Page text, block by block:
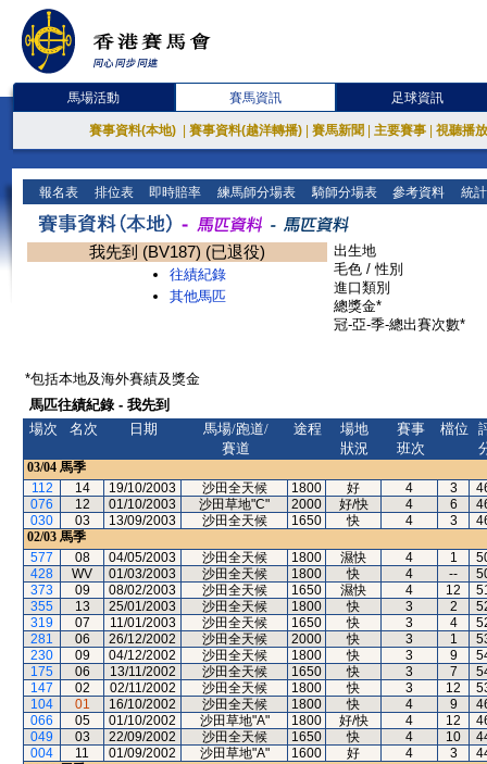
馬場活動 賽馬資訊 足球資訊
賽事資料(本地) 賽事資料(越洋轉播) 賽馬新聞 主要賽事 視聽播
報名表 排位表 即時賠率 練馬師分場表 騎師分場表 參考資料 統
我先到 (BV187) (已退役)
往績紀錄
其他馬匹
出生地
毛色 / 性別
進口類別
總獎金*
冠-亞-季-總出賽次數*
*包括本地及海外賽績及獎金
馬匹往績紀錄 - 我先到
場次
名次 日期
馬場/跑道/
賽道
途程
場地
狀況
賽事
班次
檔位
03/04 馬季
112
14 19/10/2003 沙田全天候 1800 好 4 3
076
12 01/10/2003 沙田草地"C" 2000 好/快 4 6
030
03 13/09/2003 沙田全天候 1650 快 4 3
02/03 馬季
577
08 04/05/2003 沙田全天候 1800 濕快 4 1
428
WV 01/03/2003 沙田全天候 1800 快 4 --
373
09 08/02/2003 沙田全天候 1650 濕快 4 12
355
13 25/01/2003 沙田全天候 1800 快 3 2
319
07 11/01/2003 沙田全天候 1650 快 3 4
281
06 26/12/2002 沙田全天候 2000 快 3 1
230
09 04/12/2002 沙田全天候 1800 快 3 9
175
06 13/11/2002 沙田全天候 1650 快 3 7
147
02 02/11/2002 沙田全天候 1800 快 3 12
104
01 16/10/2002 沙田全天候 1800 快 4 9
066
05 01/10/2002 沙田草地"A" 1800 好/快 4 12
049
03 22/09/2002 沙田全天候 1650 快 4 10
004
11 01/09/2002 沙田草地"A" 1600 好 4 3